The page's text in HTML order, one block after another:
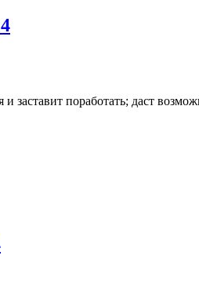
заставит поработать; даст